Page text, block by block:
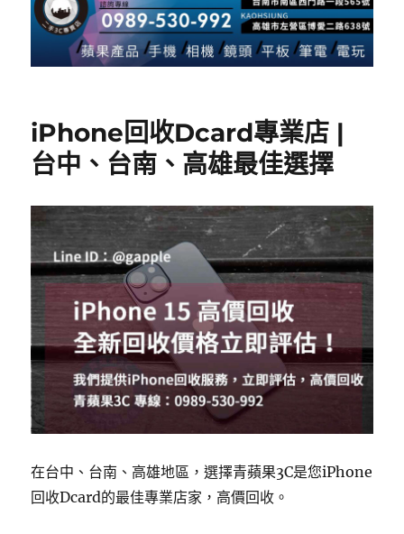
iPhone回收Dcard專業店 |
台中、台南、高雄最佳選擇
在台中、台南、高雄地區，選擇青蘋果3C是您iPhone
回收Dcard的最佳專業店家，高價回收。